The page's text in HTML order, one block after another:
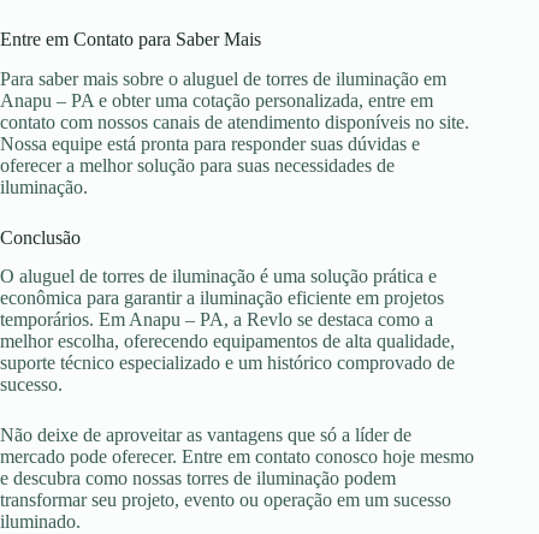
Entre em Contato para Saber Mais
Para saber mais sobre o aluguel de torres de iluminação em
Anapu – PA e obter uma cotação personalizada, entre em
contato com nossos canais de atendimento disponíveis no site.
Nossa equipe está pronta para responder suas dúvidas e
oferecer a melhor solução para suas necessidades de
iluminação.
Conclusão
O aluguel de torres de iluminação é uma solução prática e
econômica para garantir a iluminação eficiente em projetos
temporários. Em Anapu – PA, a Revlo se destaca como a
melhor escolha, oferecendo equipamentos de alta qualidade,
suporte técnico especializado e um histórico comprovado de
sucesso.
Não deixe de aproveitar as vantagens que só a líder de
mercado pode oferecer. Entre em contato conosco hoje mesmo
e descubra como nossas torres de iluminação podem
transformar seu projeto, evento ou operação em um sucesso
iluminado.